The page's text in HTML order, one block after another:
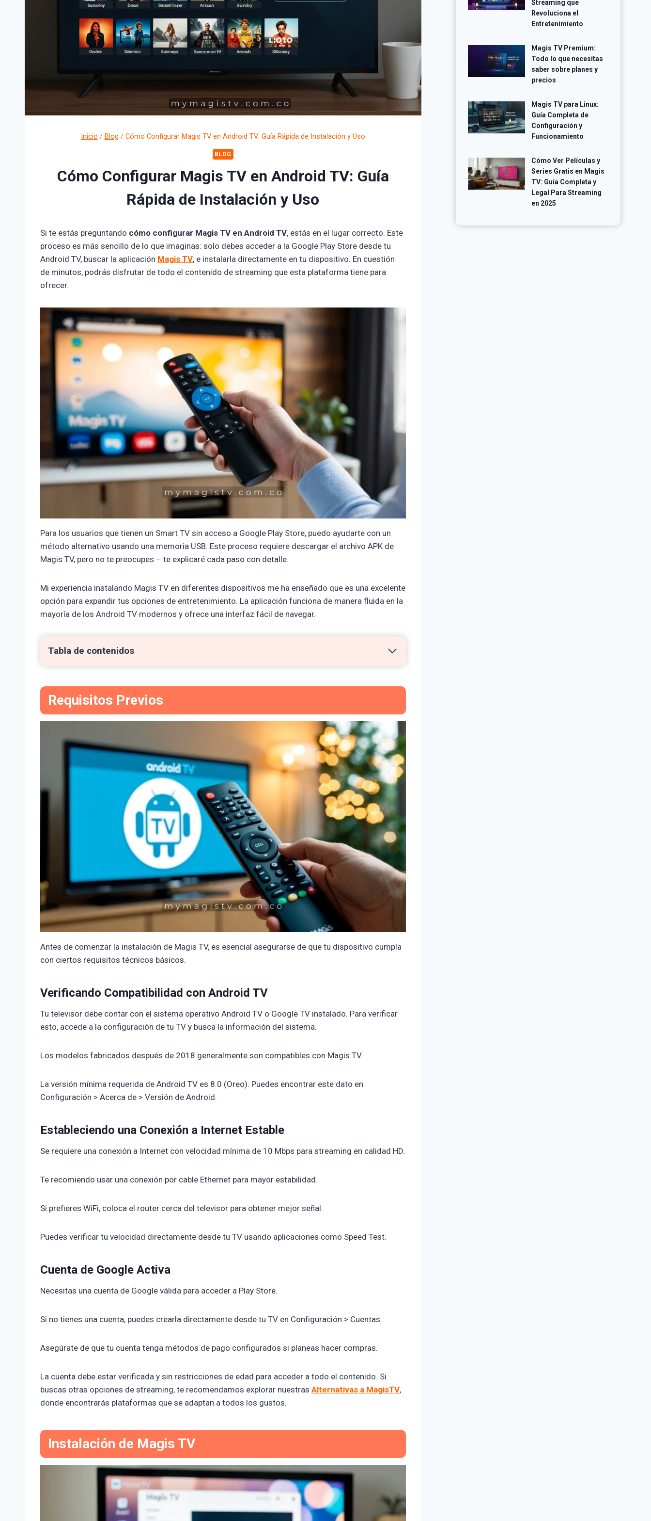
Inicio / Blog / Cómo Configurar Magis TV en Android TV: Guía Rápida de Instalación y Uso
BLOG
Cómo Configurar Magis TV en Android TV: Guía
Rápida de Instalación y Uso
Si te estás preguntando cómo configurar Magis TV en Android TV, estás en el lugar correcto. Este
proceso es más sencillo de lo que imaginas: solo debes acceder a la Google Play Store desde tu
Android TV, buscar la aplicación Magis TV, e instalarla directamente en tu dispositivo. En cuestión
de minutos, podrás disfrutar de todo el contenido de streaming que esta plataforma tiene para
ofrecer.
Para los usuarios que tienen un Smart TV sin acceso a Google Play Store, puedo ayudarte con un
método alternativo usando una memoria USB. Este proceso requiere descargar el archivo APK de
Magis TV, pero no te preocupes – te explicaré cada paso con detalle.
Mi experiencia instalando Magis TV en diferentes dispositivos me ha enseñado que es una excelente
opción para expandir tus opciones de entretenimiento. La aplicación funciona de manera fluida en la
mayoría de los Android TV modernos y ofrece una interfaz fácil de navegar.
Tabla de contenidos
Requisitos Previos
Antes de comenzar la instalación de Magis TV, es esencial asegurarse de que tu dispositivo cumpla
con ciertos requisitos técnicos básicos.
Verificando Compatibilidad con Android TV
Tu televisor debe contar con el sistema operativo Android TV o Google TV instalado. Para verificar
esto, accede a la configuración de tu TV y busca la información del sistema.
Los modelos fabricados después de 2018 generalmente son compatibles con Magis TV.
La versión mínima requerida de Android TV es 8.0 (Oreo). Puedes encontrar este dato en
Configuración > Acerca de > Versión de Android.
Estableciendo una Conexión a Internet Estable
Se requiere una conexión a Internet con velocidad mínima de 10 Mbps para streaming en calidad HD.
Te recomiendo usar una conexión por cable Ethernet para mayor estabilidad.
Si prefieres WiFi, coloca el router cerca del televisor para obtener mejor señal.
Puedes verificar tu velocidad directamente desde tu TV usando aplicaciones como Speed Test.
Cuenta de Google Activa
Necesitas una cuenta de Google válida para acceder a Play Store.
Si no tienes una cuenta, puedes crearla directamente desde tu TV en Configuración > Cuentas.
Asegúrate de que tu cuenta tenga métodos de pago configurados si planeas hacer compras.
La cuenta debe estar verificada y sin restricciones de edad para acceder a todo el contenido. Si
buscas otras opciones de streaming, te recomendamos explorar nuestras Alternativas a MagisTV,
donde encontrarás plataformas que se adaptan a todos los gustos.
Instalación de Magis TV
Streaming que
Revoluciona el
Entretenimiento
Magis TV Premium:
Todo lo que necesitas
saber sobre planes y
precios
Magis TV para Linux:
Guía Completa de
Configuración y
Funcionamiento
Cómo Ver Películas y
Series Gratis en Magis
TV: Guía Completa y
Legal Para Streaming
en 2025